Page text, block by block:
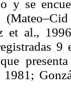
y se
et al.,
9